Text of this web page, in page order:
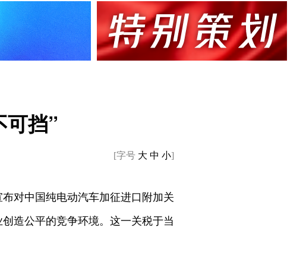
可挡”
[字号 大 中 小]
对中国纯电动汽车加征进口附加关
造公平的竞争环境。这一关税于当